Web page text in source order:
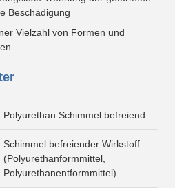
Beschädigung
Vielzahl von Formen und
Polyurethan Schimmel befreiend
Schimmel befreiender Wirkstoff
(Polyurethanformmittel,
Polyurethanentformmittel)